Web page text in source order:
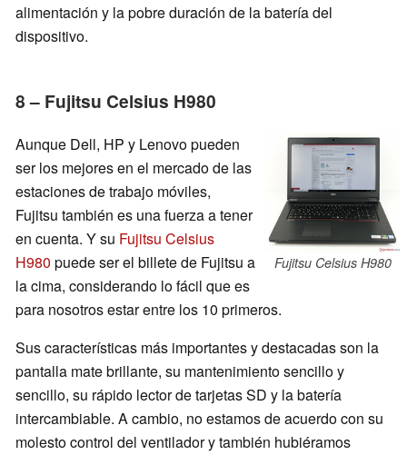
alimentación y la pobre duración de la batería del
dispositivo.
8 – Fujitsu Celsius H980
Fujitsu Celsius H980
Aunque Dell, HP y Lenovo pueden
ser los mejores en el mercado de las
estaciones de trabajo móviles,
Fujitsu también es una fuerza a tener
en cuenta. Y su Fujitsu Celsius
H980 puede ser el billete de Fujitsu a
la cima, considerando lo fácil que es
para nosotros estar entre los 10 primeros.
Sus características más importantes y destacadas son la
pantalla mate brillante, su mantenimiento sencillo y
sencillo, su rápido lector de tarjetas SD y la batería
intercambiable. A cambio, no estamos de acuerdo con su
molesto control del ventilador y también hubiéramos